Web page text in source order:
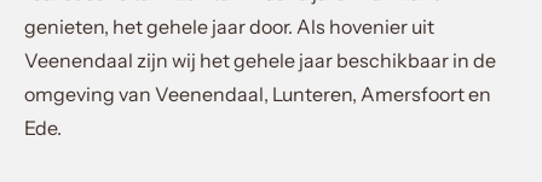
genieten, het gehele jaar door. Als hovenier uit
Veenendaal zijn wij het gehele jaar beschikbaar in de
omgeving van Veenendaal, Lunteren, Amersfoort en
Ede.